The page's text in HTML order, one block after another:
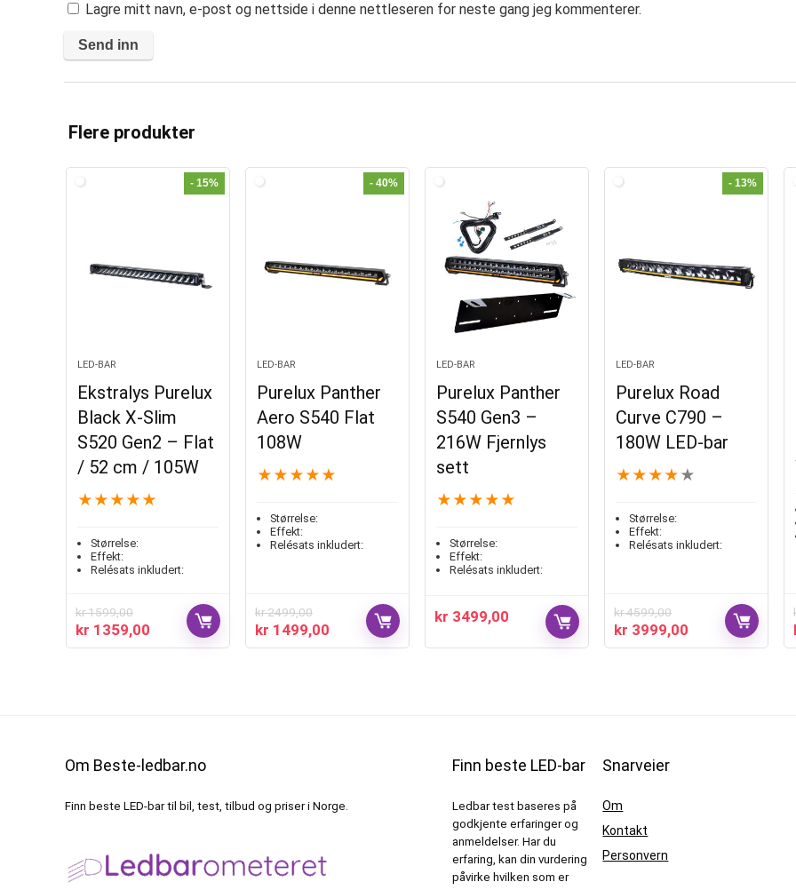
Lagre mitt navn, e-post og nettside i denne nettleseren for neste gang jeg kommenterer.
A
tFlere produkter
- 15%
LED-BAR
Ekstralys Purelux
Black X-Slim
S520 Gen2 – Flat
/ 52 cm / 105W
★ ★ ★ ★ ★
Størrelse:
Effekt:
Relésats inkludert:
kr1599,00
kr 1359,00
- 40%
LED-BAR
Purelux Panther
Aero S540 Flat
108W
★ ★ ★ ★ ★
Størrelse:
Effekt:
Relésats inkludert:
kr2499,00
kr 1499,00
LED-BAR
Purelux Panther
S540 Gen3 –
216W Fjernlys
sett
★ ★ ★ ★ ★
Størrelse:
Effekt:
Relésats inkludert:
kr 3499,00
- 13%
LED-BAR
Purelux Road
Curve C790 –
180W LED-bar
★ ★ ★ ★ ★
Størrelse:
Effekt:
Relésats inkludert:
kr4599,00
kr 3999,00
Om Beste-ledbar.no
Finn beste LED-bar til bil, test, tilbud og priser i Norge.
Finn beste LED-bar
Ledbar test baseres på
godkjente erfaringer og
anmeldelser. Har du
erfaring, kan din vurdering
påvirke hvilken som er
Snarveier
Om
Kontakt
Personvern